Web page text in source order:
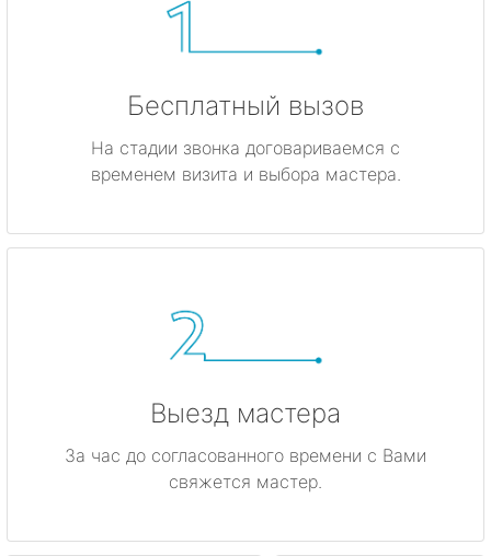
Бесплатный вызов
На стадии звонка договариваемся с
временем визита и выбора мастера.
Выезд мастера
За час до согласованного времени с Вами
свяжется мастер.